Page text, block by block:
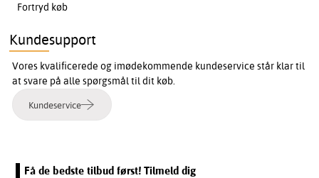
Fortryd køb
Kundesupport
Vores kvalificerede og imødekommende kundeservice står klar til
at svare på alle spørgsmål til dit køb.
Kundeservice
Få de bedste tilbud først! Tilmeld dig